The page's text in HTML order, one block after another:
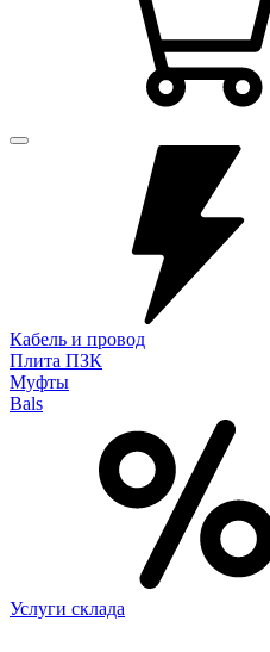
Кабель и провод
Плита ПЗК
Муфты
Bals
Услуги склада